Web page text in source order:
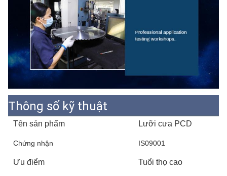
Thông số kỹ thuật
Tên sản phẩm Lưỡi cưa PCD
Chứng nhận IS09001
Ưu điểm Tuổi thọ cao